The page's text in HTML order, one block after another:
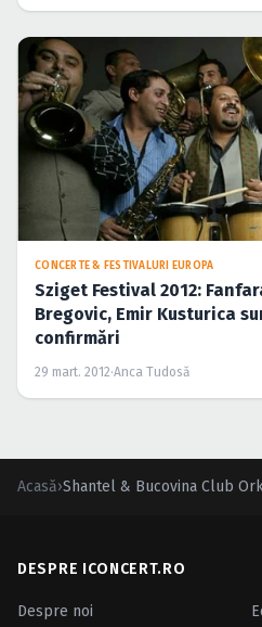
CONCERTE & FESTIVALURI EUROPA
Sziget Festival 2012:
Bregovic, Emir Kusturica
confirmări
29 mart. 2012·Anca Tudosă
Acasă›Shantel & Bucovina Club
DESPRE ICONCERT.RO
Despre noi